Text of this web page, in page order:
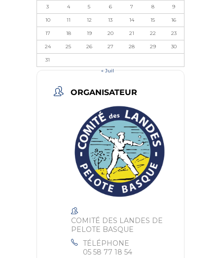
3 4 5 6 7 8 9
10 11 12 13 14 15 16
17 18 19 20 21 22 23
24 25 26 27 28 29 30
31
« Juil
ORGANISATEUR
COMITÉ DES LANDES DE
PELOTE BASQUE
TÉLÉPHONE
05 58 77 18 54